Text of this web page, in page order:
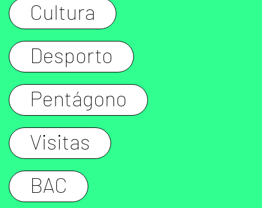
Cultura
Desporto
Pentágono
Visitas
BAC